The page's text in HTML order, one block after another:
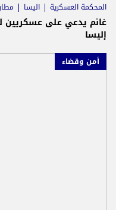
المحكمة العسكرية اليسا
غانم يدعي على عسكريين
إليسا
أمن وقضاء